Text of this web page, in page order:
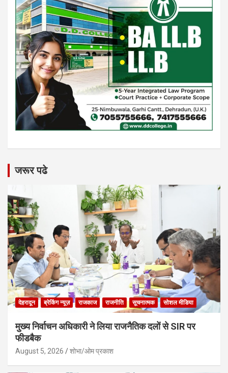
जरूर पढे
देहरादून ब्रेकिंग न्यूज़ राजकाज राजनीति सूचनात्मक सोशल मीडिया
मुख्य निर्वाचन अधिकारी ने लिया राजनैतिक दलों से SIR पर
फीडबैक
August 5, 2026 शोभा/ओम प्रकाश